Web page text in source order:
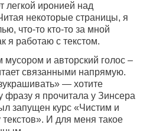
легкой иронией над
некоторые страницы, я
что-то кто-то за мной
я работаю с текстом.
и авторский голос –
связанными напрямую.
— хотите
фразу я прочитала у Зинсера
запущен курс «Чистим и
И для меня такое